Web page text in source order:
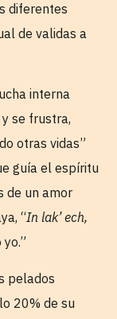
diferentes
de validas a
interna
se frustra,
otras vidas”
guía el espíritu
de un amor
“In lak’ ech,
pelados
20% de su